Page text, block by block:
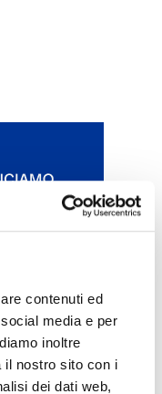
contenuti ed
media e per
inoltre
il nostro sito con i
dei dati web,